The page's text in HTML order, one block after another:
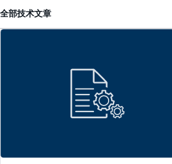
全部技术文章